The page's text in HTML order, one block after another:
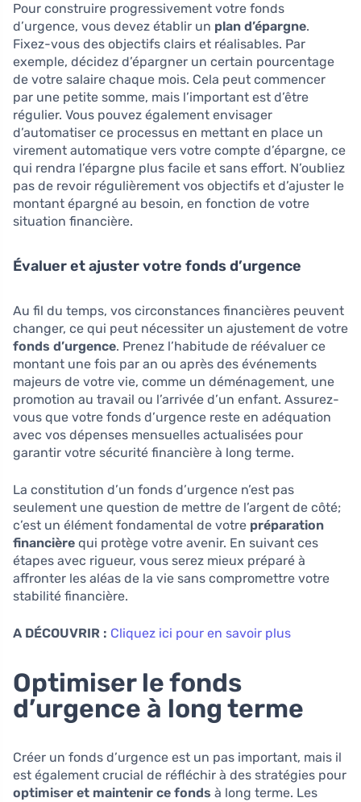
Pour construire progressivement votre fonds
d’urgence, vous devez établir un plan d’épargne.
Fixez-vous des objectifs clairs et réalisables. Par
exemple, décidez d’épargner un certain pourcentage
de votre salaire chaque mois. Cela peut commencer
par une petite somme, mais l’important est d’être
régulier. Vous pouvez également envisager
d’automatiser ce processus en mettant en place un
virement automatique vers votre compte d’épargne, ce
qui rendra l’épargne plus facile et sans effort. N’oubliez
pas de revoir régulièrement vos objectifs et d’ajuster le
montant épargné au besoin, en fonction de votre
situation financière.
Évaluer et ajuster votre fonds d’urgence
Au fil du temps, vos circonstances financières peuvent
changer, ce qui peut nécessiter un ajustement de votre
fonds d’urgence. Prenez l’habitude de réévaluer ce
montant une fois par an ou après des événements
majeurs de votre vie, comme un déménagement, une
promotion au travail ou l’arrivée d’un enfant. Assurez-
vous que votre fonds d’urgence reste en adéquation
avec vos dépenses mensuelles actualisées pour
garantir votre sécurité financière à long terme.
La constitution d’un fonds d’urgence n’est pas
seulement une question de mettre de l’argent de côté;
c’est un élément fondamental de votre préparation
financière qui protège votre avenir. En suivant ces
étapes avec rigueur, vous serez mieux préparé à
affronter les aléas de la vie sans compromettre votre
stabilité financière.
A DÉCOUVRIR : Cliquez ici pour en savoir plus
Optimiser le fonds
d’urgence à long terme
Créer un fonds d’urgence est un pas important, mais il
est également crucial de réfléchir à des stratégies pour
optimiser et maintenir ce fonds à long terme. Les